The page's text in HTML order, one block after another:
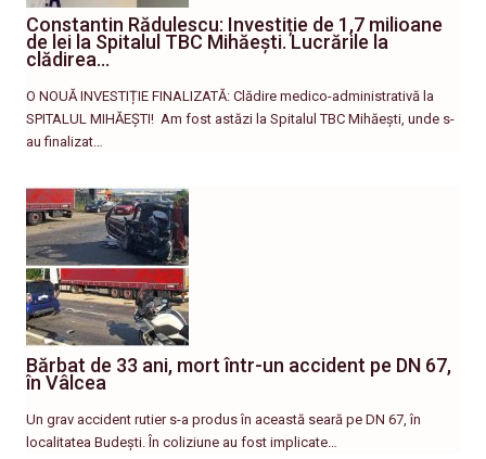
Constantin Rădulescu: Investiție de 1,7 milioane
de lei la Spitalul TBC Mihăești. Lucrările la
clădirea…
O NOUĂ INVESTIȚIE FINALIZATĂ: Clădire medico-administrativă la
SPITALUL MIHĂEȘTI! ​ Am fost astăzi la Spitalul TBC Mihăești, unde s-
au finalizat…
Bărbat de 33 ani, mort într-un accident pe DN 67,
în Vâlcea
Un grav accident rutier s-a produs în această seară pe DN 67, în
localitatea Budești. În coliziune au fost implicate…